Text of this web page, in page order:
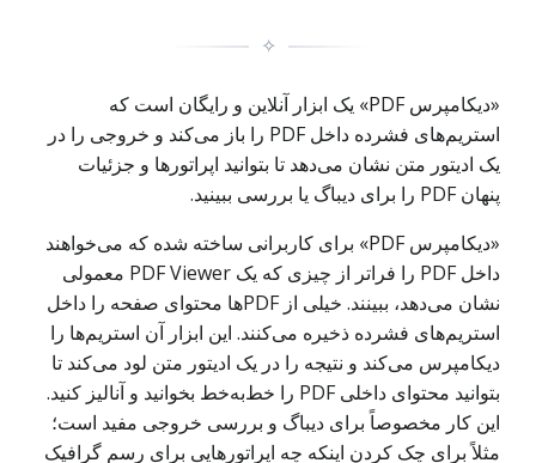
✧
«دیکامپرس PDF» یک ابزار آنلاین و رایگان است که
استریم‌های فشرده داخل PDF را باز می‌کند و خروجی را در
یک ادیتور متن نشان می‌دهد تا بتوانید اپراتورها و جزئیات
پنهان PDF را برای دیباگ یا بررسی ببینید.
«دیکامپرس PDF» برای کاربرانی ساخته شده که می‌خواهند
داخل PDF را فراتر از چیزی که یک PDF Viewer معمولی
نشان می‌دهد، ببینند. خیلی از PDFها محتوای صفحه را داخل
استریم‌های فشرده ذخیره می‌کنند. این ابزار آن استریم‌ها را
دیکامپرس می‌کند و نتیجه را در یک ادیتور متن لود می‌کند تا
بتوانید محتوای داخلی PDF را خط‌به‌خط بخوانید و آنالیز کنید.
این کار مخصوصاً برای دیباگ و بررسی خروجی مفید است؛
مثلاً برای چک کردن اینکه چه اپراتورهایی برای رسم گرافیک